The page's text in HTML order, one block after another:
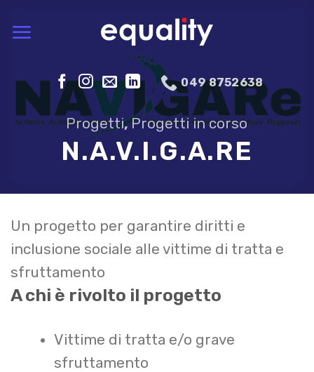
to
049 8752638
Progetti,Progetti in corso
N.A.V.I.G.A.RE
Un progetto per garantire diritti e
inclusione sociale alle vittime di tratta e
sfruttamento
A chi è rivolto il progetto
Vittime di tratta e/o grave
sfruttamento